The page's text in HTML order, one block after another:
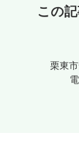
この
栗東